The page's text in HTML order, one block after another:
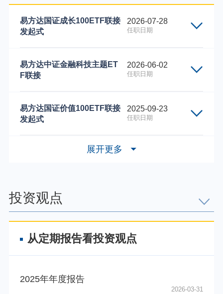
我的账户
English
易方达国证成长100ETF联接
发起式
2026-07-28
任职日期
易方达国证成长
易方达中证金融科技主题ET
F联接
2026-06-02
任职日期
易方达中证金融科
027145
易方达国证价值100ETF联接
发起式
2025-09-23
任职日期
下属基金类别份额类别的代码
展开更多
投资观点
从定期报告看投资观点
2025年年度报告
2026-03-31